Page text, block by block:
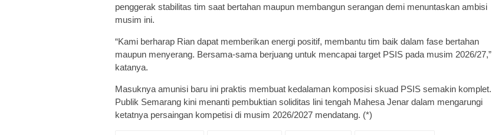
penggerak stabilitas tim saat bertahan maupun membangun serangan demi menuntaskan ambisi
musim ini.
“Kami berharap Rian dapat memberikan energi positif, membantu tim baik dalam fase bertahan
maupun menyerang. Bersama-sama berjuang untuk mencapai target PSIS pada musim 2026/27,”
katanya.
Masuknya amunisi baru ini praktis membuat kedalaman komposisi skuad PSIS semakin komplet.
Publik Semarang kini menanti pembuktian soliditas lini tengah Mahesa Jenar dalam mengarungi
ketatnya persaingan kompetisi di musim 2026/2027 mendatang. (*)